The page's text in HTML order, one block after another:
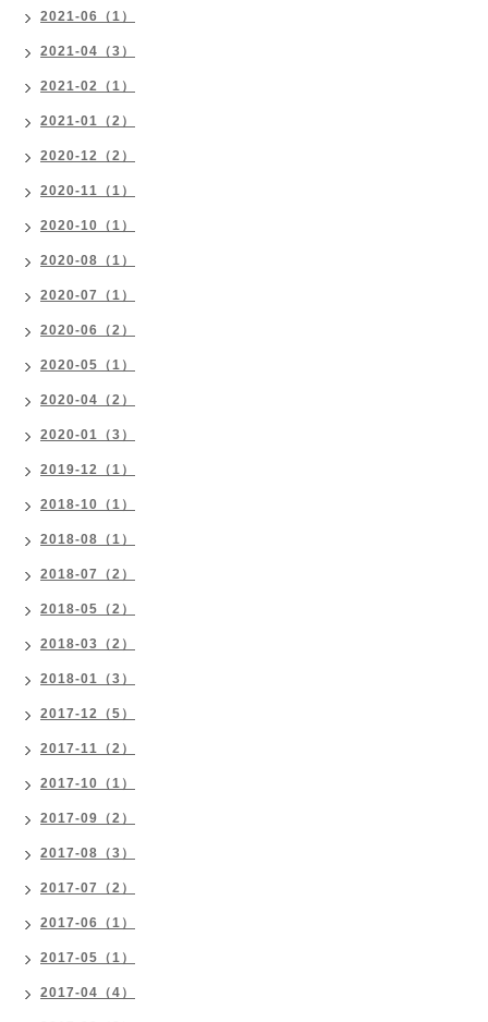
2021-06（1）
2021-04（3）
2021-02（1）
2021-01（2）
2020-12（2）
2020-11（1）
2020-10（1）
2020-08（1）
2020-07（1）
2020-06（2）
2020-05（1）
2020-04（2）
2020-01（3）
2019-12（1）
2018-10（1）
2018-08（1）
2018-07（2）
2018-05（2）
2018-03（2）
2018-01（3）
2017-12（5）
2017-11（2）
2017-10（1）
2017-09（2）
2017-08（3）
2017-07（2）
2017-06（1）
2017-05（1）
2017-04（4）